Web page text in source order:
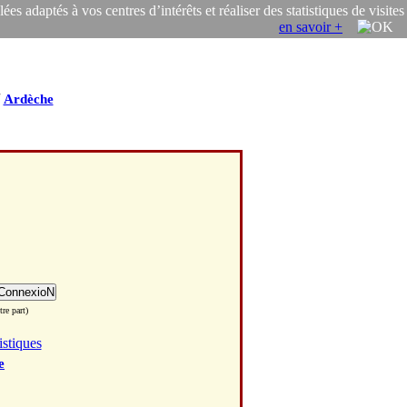
adaptés à vos centres d’intérêts et réaliser des statistiques de visites
en savoir +
Ardèche
part)